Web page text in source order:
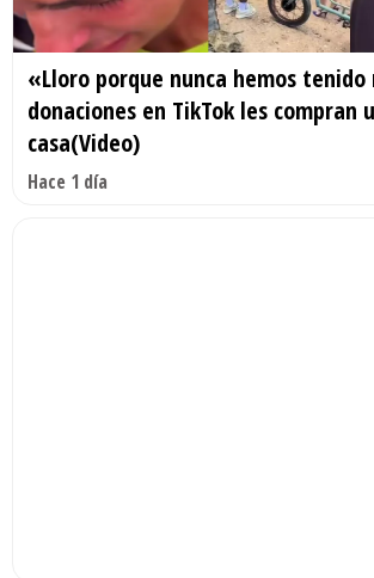
«Lloro porque nunca hemos tenido
donaciones en TikTok les compran
casa(Video)
Hace 1 día